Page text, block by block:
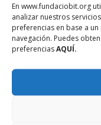
En www.fundaciobit.org
analizar nuestros
preferencias en base a
navegación. Puedes
preferenciasAQUÍ.
Subscriu-te al